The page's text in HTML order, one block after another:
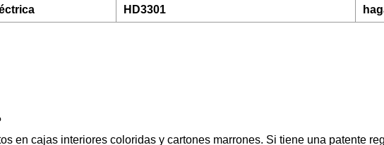
HD3301
en cajas interiores coloridas y cartones marrones. Si tiene una patente